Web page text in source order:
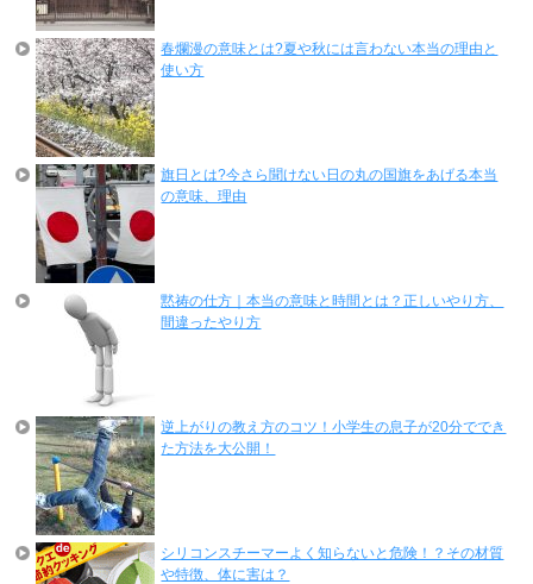
春爛漫の意味とは?夏や秋には言わない本当の理由と
使い方
旗日とは?今さら聞けない日の丸の国旗をあげる本当
の意味、理由
黙祷の仕方｜本当の意味と時間とは？正しいやり方、
間違ったやり方
逆上がりの教え方のコツ！小学生の息子が20分ででき
た方法を大公開！
シリコンスチーマーよく知らないと危険！？その材質
や特徴、体に害は？